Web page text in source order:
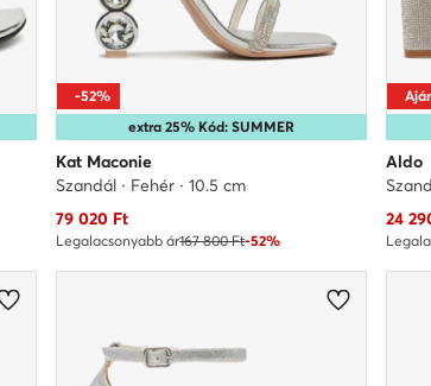
extra 25% Kód: SUMMER
-52%
Kat Maconie
Szandál · Fehér · 10.5 cm
Aktuális ár
79 020 Ft
Legalacsonyabb ár167 800 Ft-52%
Aldo
24